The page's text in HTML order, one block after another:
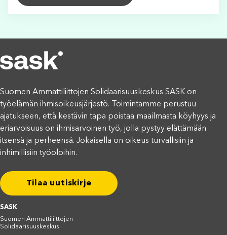
Suomen Ammattiliittojen Solidaarisuuskeskus SASK on
työelämän ihmisoikeusjärjestö. Toimintamme perustuu
ajatukseen, että kestävin tapa poistaa maailmasta köyhyys ja
eriarvoisuus on ihmisarvoinen työ, jolla pystyy elättämään
itsensä ja perheensä. Jokaisella on oikeus turvallisiin ja
inhimillisiin työoloihin.
Tilaa uutiskirje
SASK
Suomen Ammattiliittojen
Solidaarisuuskeskus